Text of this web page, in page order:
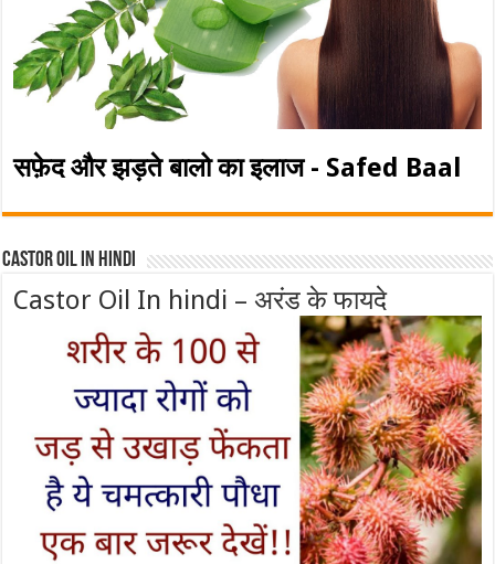
सफ़ेद और झड़ते बालो का इलाज - Safed Baal
Castor Oil In Hindi
Castor Oil In hindi – अरंड के फायदे